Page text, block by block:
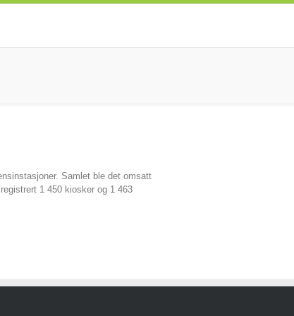
Samlet ble det omsatt
1 450 kiosker og 1 463